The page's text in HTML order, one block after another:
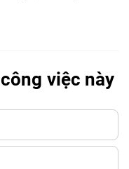
việc này